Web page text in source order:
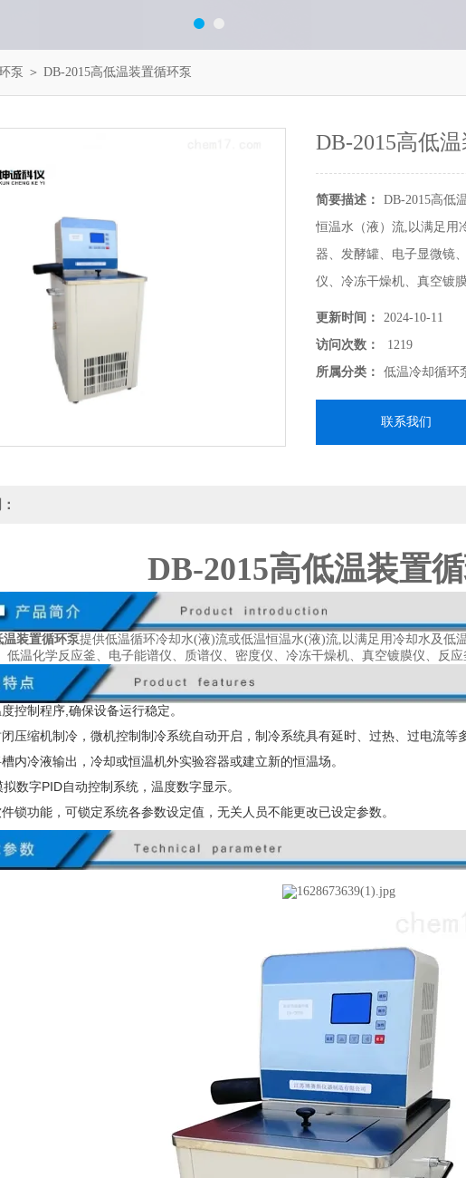
泵 ＞ DB-2015高低温装置循环泵
DB-2015高低
简要描述：
DB-2015高低
恒温水（液）流,以满足用
器、发酵罐、电子显微镜
仪、冷冻干燥机、真空镀
恒温实验。
更新时间：
2024-10-11
访问次数：
1219
所属分类：
低温冷却循环
联系我们
DB-2015高低温装置
温装置循环泵提供低温循环冷却水(液)流或低温恒温水(液)流,以满足用冷却水及低
低温化学反应釜、电子能谱仪、质谱仪、密度仪、冷冻干燥机、真空镀膜仪、反
控制程序,确保设备运行稳定。
压缩机制冷，微机控制制冷系统自动开启，制冷系统具有延时、过热、过电流等
内冷液输出，冷却或恒温机外实验容器或建立新的恒温场。
拟数字PID自动控制系统，温度数字显示。
锁功能，可锁定系统各参数设定值，无关人员不能更改已设定参数。